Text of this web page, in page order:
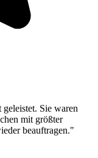
Sie waren
mit größter
beauftragen."